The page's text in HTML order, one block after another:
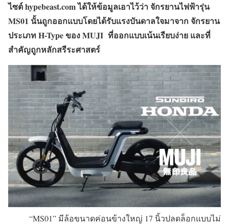
ไซต์ hypebeast.com ได้ให้ข้อมูลเอาไว้ว่า จักรยานไฟฟ้ารุ่น
MS01 นั้นถูกออกแบบโดยได้รับแรงบันดาลใจมาจาก จักรยาน
ประเภท H-Type ของ MUJI ที่ออกแบบเน้นเรียบง่าย และที่
สำคัญถูกหลักสรีระศาสตร์
“MS01” มีล้อขนาดค่อนข้างใหญ่ 17 นิ้วปลดล็อกแบบไม่